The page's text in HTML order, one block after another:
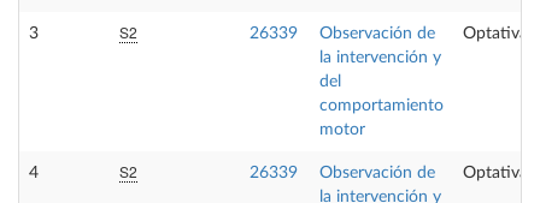
3 S2 26339
Observación de
la intervención y
del
comportamiento
motor
Optativa
4 S2 26339
Observación de
la intervención y
Optativa